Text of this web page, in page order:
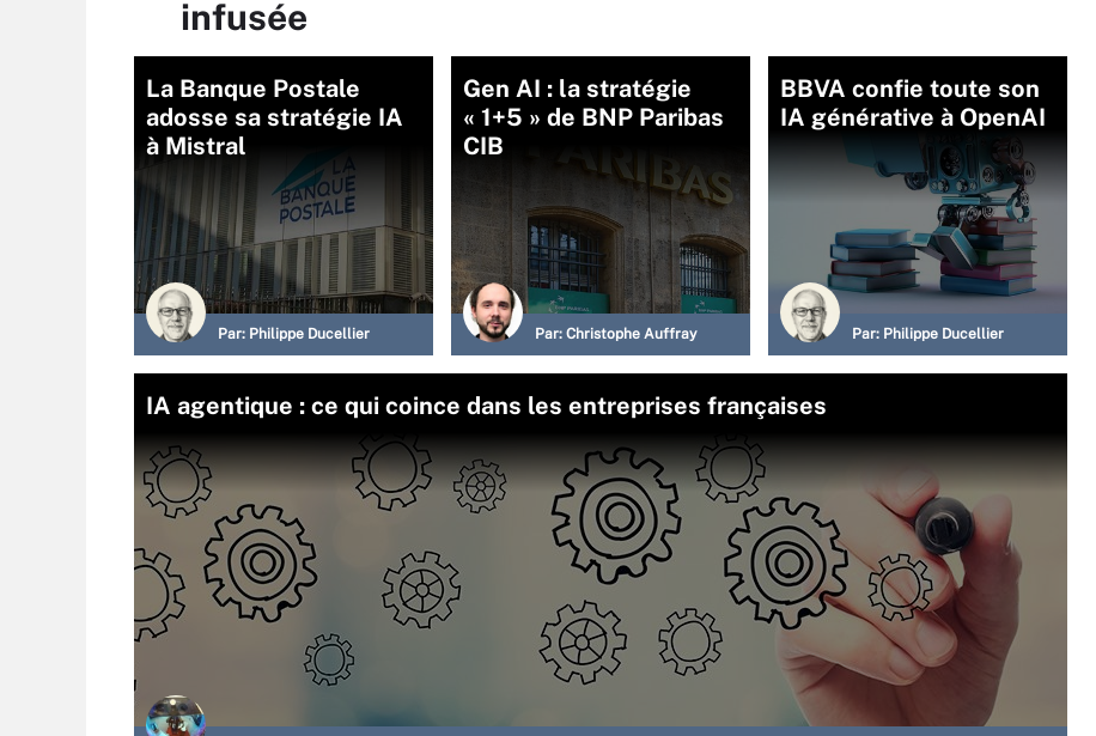
infusée
La Banque Postale
adosse sa stratégie IA
à Mistral
Par: Philippe Ducellier
Gen AI : la stratégie
« 1+5 » de BNP Paribas
CIB
Par: Christophe Auffray
BBVA confie toute son
IA générative à OpenAI
Par: Philippe Ducellier
IA agentique : ce qui coince dans les entreprises françaises